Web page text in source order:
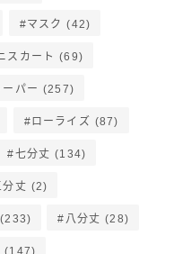
マスク (42)
スカート (69)
ーパー (257)
ローライズ (87)
七分丈 (134)
分丈 (2)
(233) 八分丈 (28)
(147)